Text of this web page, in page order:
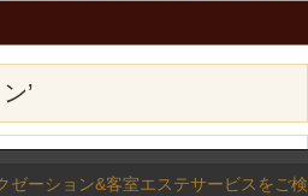
’
ゼーション&客室エステサービスをご